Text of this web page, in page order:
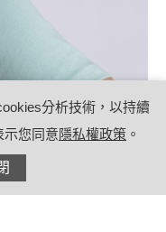
分析技術，以持續
示您同意隱私權政策 。